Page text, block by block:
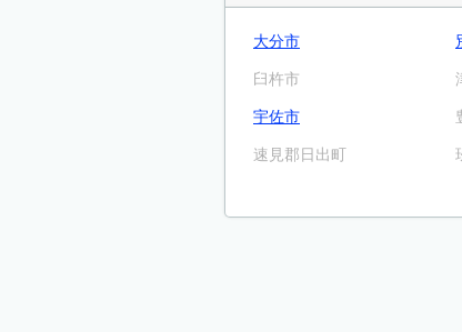
大分市
臼杵市
宇佐市
速見郡日出町